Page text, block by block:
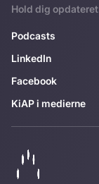
Hold dig opdateret
Podcasts
LinkedIn
Facebook
KiAP i medierne